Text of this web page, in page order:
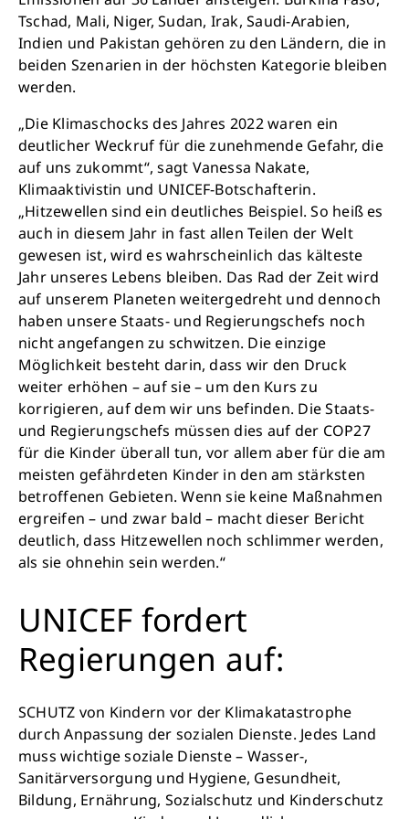
Tschad, Mali, Niger, Sudan, Irak, Saudi-Arabien,
Indien und Pakistan gehören zu den Ländern, die in
beiden Szenarien in der höchsten Kategorie bleiben
werden.
„Die Klimaschocks des Jahres 2022 waren ein
deutlicher Weckruf für die zunehmende Gefahr, die
auf uns zukommt“, sagt Vanessa Nakate,
Klimaaktivistin und UNICEF-Botschafterin.
„Hitzewellen sind ein deutliches Beispiel. So heiß es
auch in diesem Jahr in fast allen Teilen der Welt
gewesen ist, wird es wahrscheinlich das kälteste
Jahr unseres Lebens bleiben. Das Rad der Zeit wird
auf unserem Planeten weitergedreht und dennoch
haben unsere Staats- und Regierungschefs noch
nicht angefangen zu schwitzen. Die einzige
Möglichkeit besteht darin, dass wir den Druck
weiter erhöhen – auf sie – um den Kurs zu
korrigieren, auf dem wir uns befinden. Die Staats-
und Regierungschefs müssen dies auf der COP27
für die Kinder überall tun, vor allem aber für die am
meisten gefährdeten Kinder in den am stärksten
betroffenen Gebieten. Wenn sie keine Maßnahmen
ergreifen – und zwar bald – macht dieser Bericht
deutlich, dass Hitzewellen noch schlimmer werden,
als sie ohnehin sein werden.“
UNICEF fordert
Regierungen auf:
SCHUTZ von Kindern vor der Klimakatastrophe
durch Anpassung der sozialen Dienste. Jedes Land
muss wichtige soziale Dienste – Wasser-,
Sanitärversorgung und Hygiene, Gesundheit,
Bildung, Ernährung, Sozialschutz und Kinderschutz